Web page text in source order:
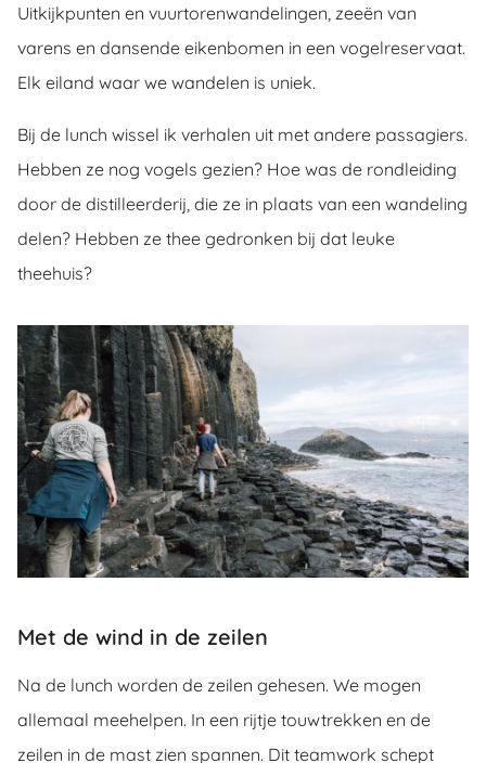
Uitkijkpunten en vuurtorenwandelingen, zeeën van
varens en dansende eikenbomen in een vogelreservaat.
Elk eiland waar we wandelen is uniek.
Bij de lunch wissel ik verhalen uit met andere passagiers.
Hebben ze nog vogels gezien? Hoe was de rondleiding
door de distilleerderij, die ze in plaats van een wandeling
delen? Hebben ze thee gedronken bij dat leuke
theehuis?
Met de wind in de zeilen
Na de lunch worden de zeilen gehesen. We mogen
allemaal meehelpen. In een rijtje touwtrekken en de
zeilen in de mast zien spannen. Dit teamwork schept